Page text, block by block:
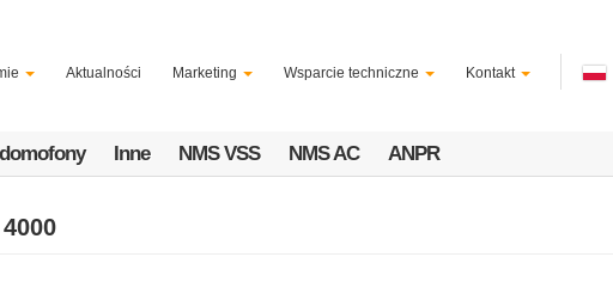
Aktualności Marketing Wsparcie techniczne Kontakt
Inne NMS VSS NMS AC ANPR